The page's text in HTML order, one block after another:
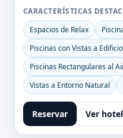
CARACTERÍSTICAS
Espacios de Relax
Piscinas con Vistas a
Piscinas Rectangulares al
Vistas a Entorno Natural
Reservar Ver hotel